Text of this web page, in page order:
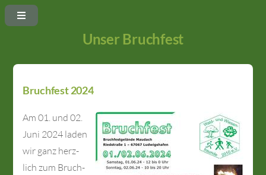
Unser Bruchfest
Bruchfest 2024
Am 01. und 02.
Juni 2024 laden
wir ganz herz­
lich zum Bruch­